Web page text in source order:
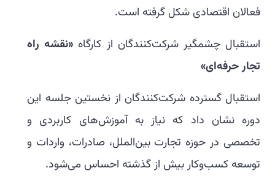
فعالان اقتصادی شکل گرفته است.
استقبال چشمگیر شرکت‌کنندگان از کارگاه «نقشه راه
تجار حرفه‌ای»
استقبال گسترده شرکت‌کنندگان از نخستین جلسه این
دوره نشان داد که نیاز به آموزش‌های کاربردی و
تخصصی در حوزه تجارت بین‌الملل، صادرات، واردات و
توسعه کسب‌وکار بیش از گذشته احساس می‌شود.